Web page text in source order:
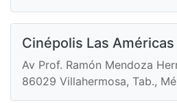
Cinépolis Las
Av Prof. Ramón Mendoza
86029 Villahermosa, Tab.,